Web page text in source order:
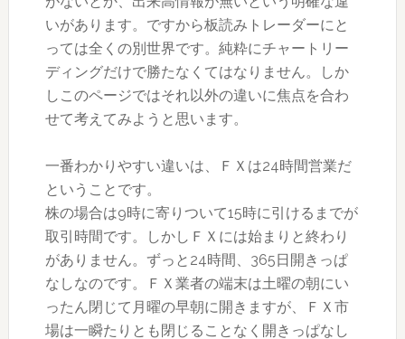
いがあります。ですから板読みトレーダーにと
っては全くの別世界です。純粋にチャートリー
ディングだけで勝たなくてはなりません。しか
しこのページではそれ以外の違いに焦点を合わ
せて考えてみようと思います。
一番わかりやすい違いは、ＦＸは24時間営業だ
ということです。
株の場合は9時に寄りついて15時に引けるまでが
取引時間です。しかしＦＸには始まりと終わり
がありません。ずっと24時間、365日開きっぱ
なしなのです。ＦＸ業者の端末は土曜の朝にい
ったん閉じて月曜の早朝に開きますが、ＦＸ市
場は一瞬たりとも閉じることなく開きっぱなし